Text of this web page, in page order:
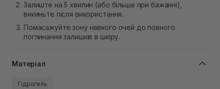
Залиште на 5 хвилин (або більше при бажанні),
викиньте після використання.
Помасажуйте зону навкого очей до повного
поглинання залишків в шкіру.
Матеріал
Гідрогель